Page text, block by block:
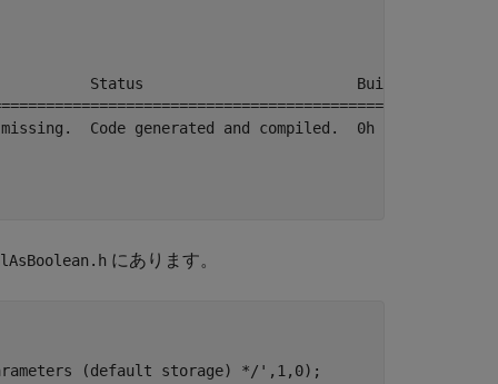
Status                        Build Duration
Code generated and compiled.  0h 0m 11.901s
にあります。
(default storage) */'